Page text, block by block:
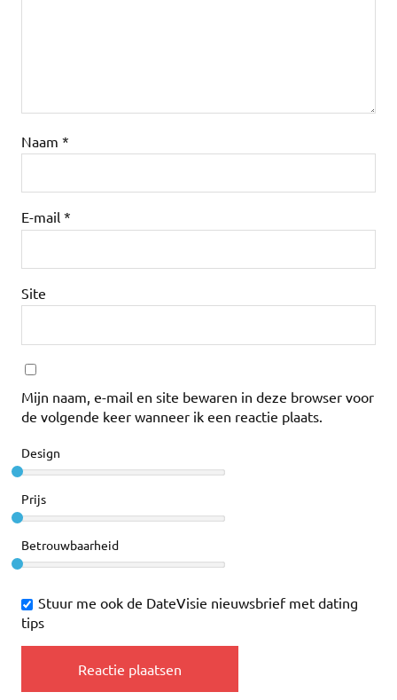
Naam *
E-mail *
Site
Mijn naam, e-mail en site bewaren in deze browser voor
de volgende keer wanneer ik een reactie plaats.
Design
Prijs
Betrouwbaarheid
Stuur me ook de DateVisie nieuwsbrief met dating
tips